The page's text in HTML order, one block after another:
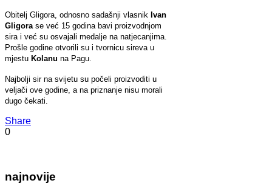
Obitelj Gligora, odnosno sadašnji vlasnik Ivan
Gligora se već 15 godina bavi proizvodnjom
sira i već su osvajali medalje na natjecanjima.
Prošle godine otvorili su i tvornicu sireva u
mjestu Kolanu na Pagu.
Najbolji sir na svijetu su počeli proizvoditi u
veljači ove godine, a na priznanje nisu morali
dugo čekati.
Share
0
najnovije